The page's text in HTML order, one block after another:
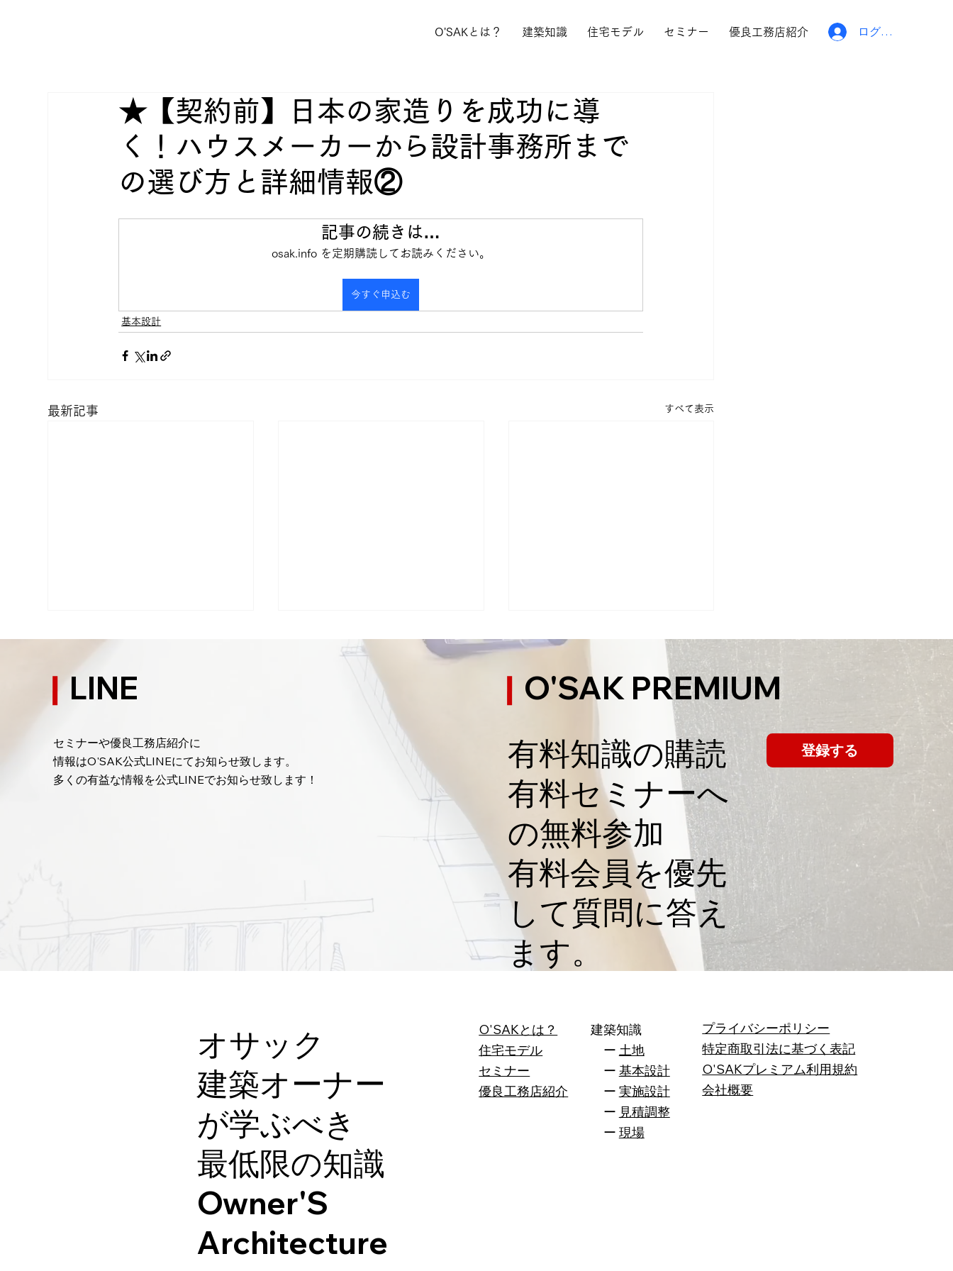
O'SAKとは？ 建築知識 住宅モデル セミナー 優良工務店紹介 ログイン
★【契約前】日本の家造りを成功に導
く！ハウスメーカーから設計事務所まで
の選び方と詳細情報②
記事の続きは…
osak.info を定期購読してお読みください。
今すぐ申込む
基本設計
最新記事 すべて表示
【最新】ダイニングには朝日
に入れる為のノウハウ！
LDKであまり重要視されないダイ
ダイニングの役割とプライバシー
性 ダイニングは家の中で「中間
の空間」 玄関やリビングほど開
【完全版】注文住宅・不動産
投資の建物を造る時に建築オ
ーナーが行うべき全てのノウ
【契約前】自分達に適した工
アミーゴ小池です！！
LINE
セミナーや優良工務店紹介に
情報はO'SAK公式LINEにてお知らせ致します。
​多くの有益な情報を公式LINEでお知らせ致します！
O'SAK PREMIUM
有料知識の購読
​有料セミナーへ
の無料参加
​有料会員を優先
して質問に答え
ます。
登録する
オサック
建築オーナー
が学ぶべき
最低限の知識
Owner'S
Architecture
O'SAKとは？
住宅モデル
セミナー
​優良工務店紹介
建築知識
ー 土地
ー 基本設計
ー 実施設計
ー 見積調整
ー 現場
プライバシーポリシー
特定商取引法に基づく表記
O'SAKプレミアム利用規約
会社概要